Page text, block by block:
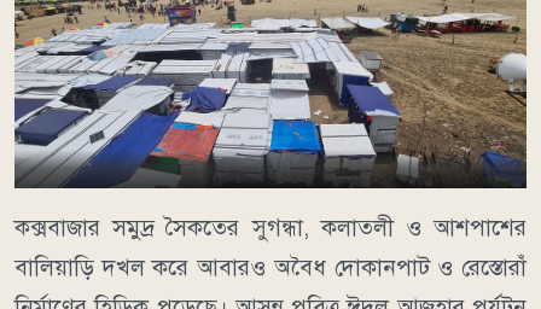
কক্সবাজার সমুদ্র সৈকতের সুগন্ধা, কলাতলী ও আশপাশের
বালিয়াড়ি দখল করে আবারও অবৈধ দোকানপাট ও রেস্তোরাঁ